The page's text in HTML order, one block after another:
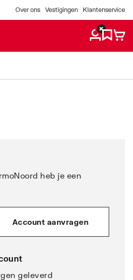
Over ons Vestigingen Klantenservice
heb je een
Account aanvragen
geleverd